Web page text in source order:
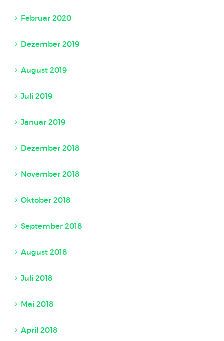
Februar 2020
Dezember 2019
August 2019
Juli 2019
Januar 2019
Dezember 2018
November 2018
Oktober 2018
September 2018
August 2018
Juli 2018
Mai 2018
April 2018